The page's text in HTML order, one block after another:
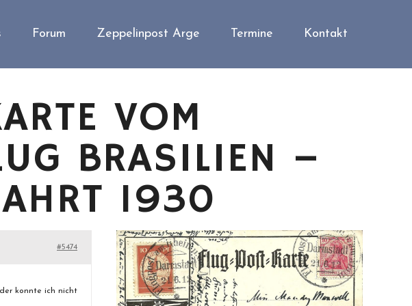
Forum Zeppelinpost Arge Termine Kontakt
VOM
BRASILIEN –
1930
#5474
konnte ich nicht